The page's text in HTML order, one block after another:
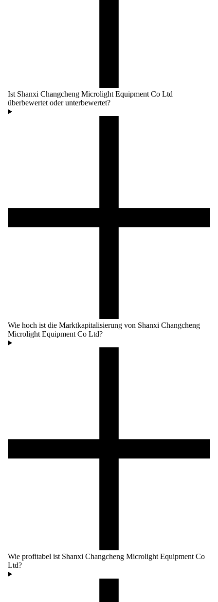
Ist Shanxi Changcheng Microlight Equipment Co Ltd
überbewertet oder unterbewertet?
Wie hoch ist die Marktkapitalisierung von Shanxi Changcheng
Microlight Equipment Co Ltd?
Wie profitabel ist Shanxi Changcheng Microlight Equipment Co
Ltd?